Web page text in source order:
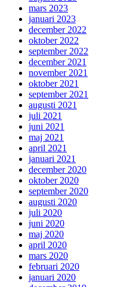
mars 2023
januari 2023
december 2022
oktober 2022
september 2022
december 2021
november 2021
oktober 2021
september 2021
augusti 2021
juli 2021
juni 2021
maj 2021
april 2021
januari 2021
december 2020
oktober 2020
september 2020
augusti 2020
juli 2020
juni 2020
maj 2020
april 2020
mars 2020
februari 2020
januari 2020